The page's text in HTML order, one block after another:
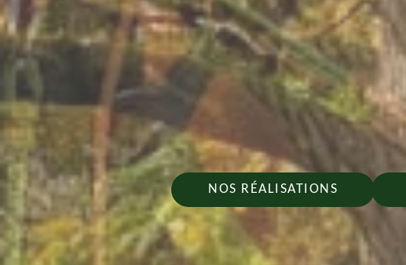
NOS RÉALISATIONS